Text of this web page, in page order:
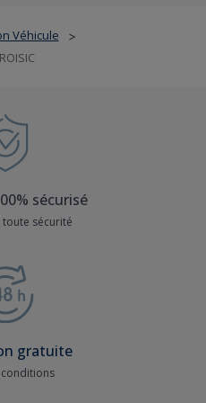
Véhicule >
sécurisé
toute sécurité
gratuite